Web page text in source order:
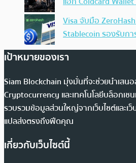
Visa จับมือ
Stablecoin รองรับกา
เป้าหมายของเรา
Siam Blockchain มุ่งมั่นที่จะช่วยนำเสน
Cryptocurrency และเทคโนโลยีบล็อกเช
รวบรวมข้อมูลส่วนใหญ่จากเว็บไซต์และเ
แปลส่งตรงถึงฟีดคุณ
เกี่ยวกับเว็บไซต์นี้